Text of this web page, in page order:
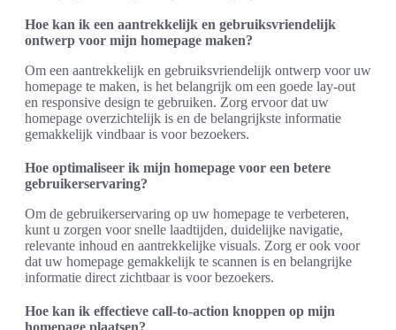
Hoe kan ik een aantrekkelijk en gebruiksvriendelijk
ontwerp voor mijn homepage maken?
Om een aantrekkelijk en gebruiksvriendelijk ontwerp voor uw
homepage te maken, is het belangrijk om een goede lay-out
en responsive design te gebruiken. Zorg ervoor dat uw
homepage overzichtelijk is en de belangrijkste informatie
gemakkelijk vindbaar is voor bezoekers.
Hoe optimaliseer ik mijn homepage voor een betere
gebruikerservaring?
Om de gebruikerservaring op uw homepage te verbeteren,
kunt u zorgen voor snelle laadtijden, duidelijke navigatie,
relevante inhoud en aantrekkelijke visuals. Zorg er ook voor
dat uw homepage gemakkelijk te scannen is en belangrijke
informatie direct zichtbaar is voor bezoekers.
Hoe kan ik effectieve call-to-action knoppen op mijn